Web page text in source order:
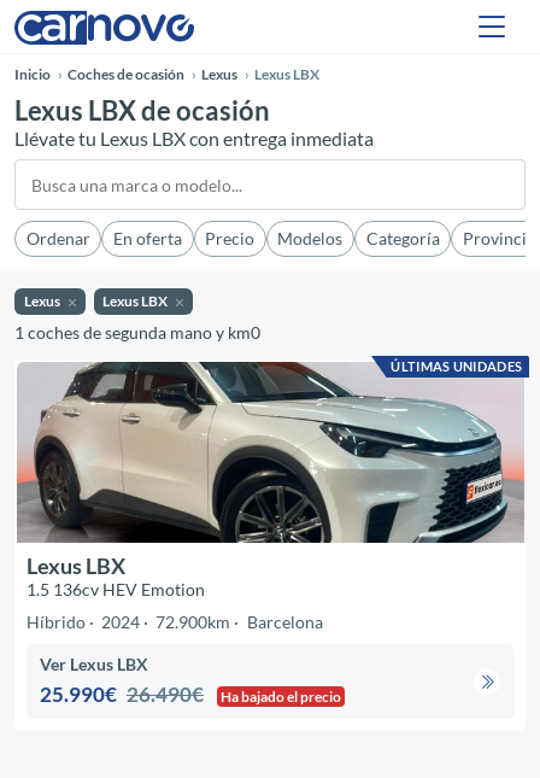
Inicio Coches de ocasión Lexus Lexus LBX
Lexus LBX de ocasión
Llévate tu Lexus LBX con entrega inmediata
Ordenar En oferta Precio Modelos Categoría Provincia
Lexus Lexus LBX
1 coches de segunda mano y km0
ÚLTIMAS UNIDADES
Lexus LBX
1.5 136cv HEV Emotion
Híbrido
2024 72.900km Barcelona
Ver Lexus LBX
25.990€ 26.490€ Ha bajado el precio